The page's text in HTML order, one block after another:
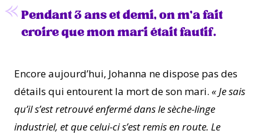
Pendant 3 ans et demi, on m’a fait
croire que mon mari était fautif.
Encore aujourd’hui, Johanna ne dispose pas des
détails qui entourent la mort de son mari. « Je sais
qu’il s’est retrouvé enfermé dans le sèche-linge
industriel, et que celui-ci s’est remis en route. Le